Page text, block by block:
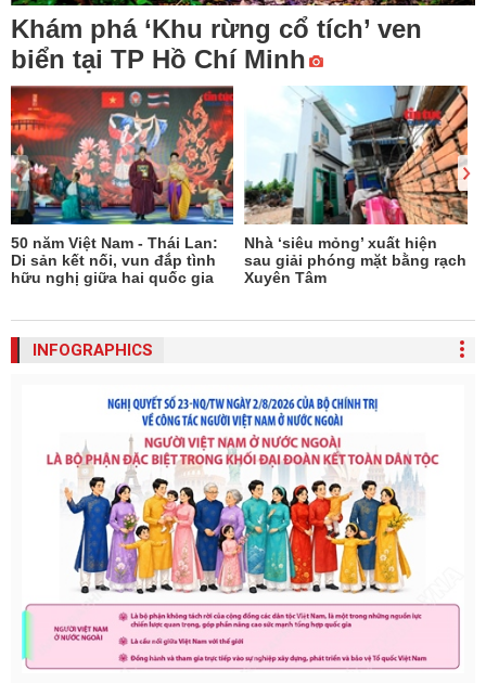
Khám phá ‘Khu rừng cổ tích’ ven
biển tại TP Hồ Chí Minh
50 năm Việt Nam - Thái Lan:
Di sản kết nối, vun đắp tình
hữu nghị giữa hai quốc gia
Nhà ‘siêu mỏng’ xuất hiện
sau giải phóng mặt bằng rạch
Xuyên Tâm
INFOGRAPHICS